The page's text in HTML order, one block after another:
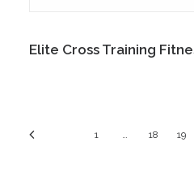
Elite Cross Training
1 18 19